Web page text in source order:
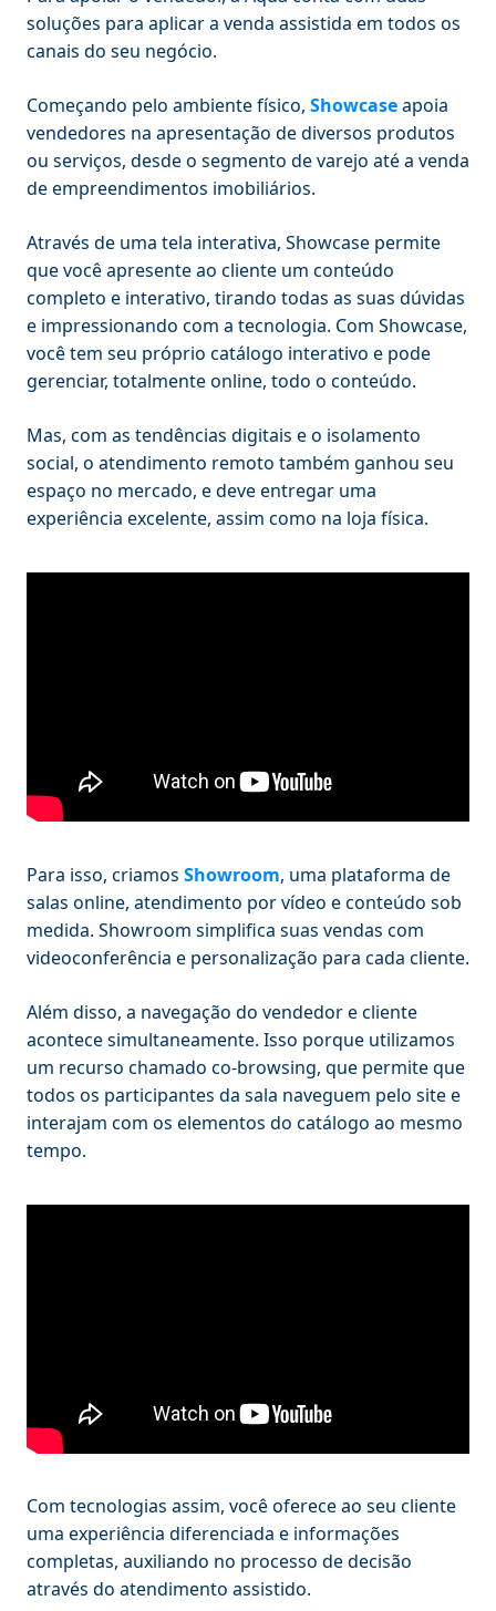
soluções para aplicar a venda assistida em todos os
canais do seu negócio.
Começando pelo ambiente físico, Showcaseapoia
vendedores na apresentação de diversos produtos
ou serviços, desde o segmento de varejo até a venda
de empreendimentos imobiliários.
Através de uma tela interativa, Showcase permite
que você apresente ao cliente um conteúdo
completo e interativo, tirando todas as suas dúvidas
e impressionando com a tecnologia. Com Showcase,
você tem seu próprio catálogo interativo e pode
gerenciar, totalmente online, todo o conteúdo.
Mas, com as tendências digitais e o isolamento
social, o atendimento remoto também ganhou seu
espaço no mercado, e deve entregar uma
experiência excelente, assim como na loja física.
Para isso, criamos Showroom, uma plataforma de
salas online, atendimento por vídeo e conteúdo sob
medida. Showroom simplifica suas vendas com
videoconferência e personalização para cada cliente.
Além disso, a navegação do vendedor e cliente
acontece simultaneamente. Isso porque utilizamos
um recurso chamado co-browsing, que permite que
todos os participantes da sala naveguem pelo site e
interajam com os elementos do catálogo ao mesmo
tempo.
Com tecnologias assim, você oferece ao seu cliente
uma experiência diferenciada e informações
completas, auxiliando no processo de decisão
através do atendimento assistido.